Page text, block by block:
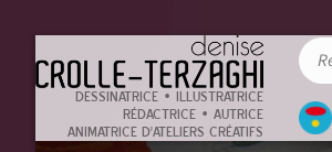
DESSINATRICE • ILLUSTRATRICE
RÉDACTRICE • AUTRICE
ANIMATRICE D'ATELIERS CRÉATIFS